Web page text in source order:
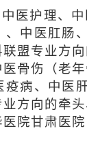
医护理、
、中医肛肠
盟专业方
骨伤（老
疫病、中医
方向的牵
院甘肃医